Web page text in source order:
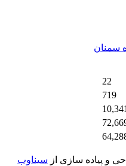
سمنان
22
719
10,341
و پیاده سازی از سیناوب